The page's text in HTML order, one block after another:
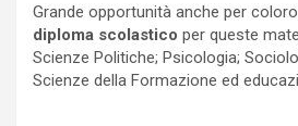
Grande opportunità anche per
diploma scolastico per queste
Scienze Politiche; Psicologia;
Scienze della Formazione ed